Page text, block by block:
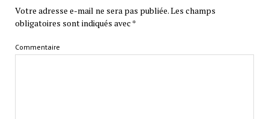
Votre adresse e-mail ne sera pas publiée.Les champs
obligatoires sont indiqués avec *
Commentaire